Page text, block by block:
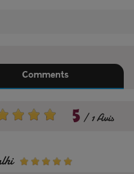
Comments
5 1 Avis